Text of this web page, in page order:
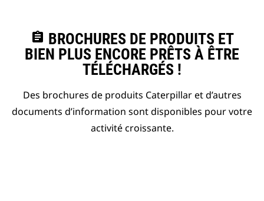
assignment BROCHURES DE PRODUITS ET
BIEN PLUS ENCORE PRÊTS À ÊTRE
TÉLÉCHARGÉS !
Des brochures de produits Caterpillar et d’autres
documents d’information sont disponibles pour votre
activité croissante.